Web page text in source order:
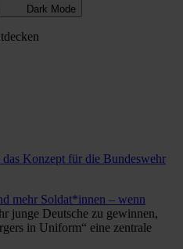
Dark Mode
Konzept für die Bundeswehr
mehr Soldat*innen – wenn
junge Deutsche zu gewinnen,
in Uniform“ eine zentrale